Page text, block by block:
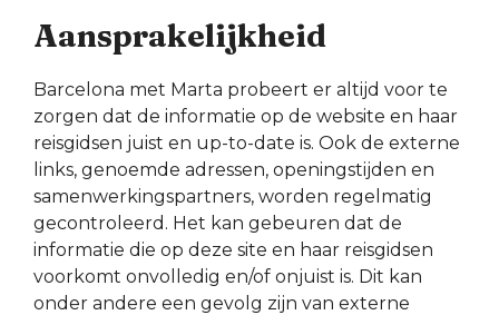
Aansprakelijkheid
Barcelona met Marta probeert er altijd voor te
zorgen dat de informatie op de website en haar
reisgidsen juist en up-to-date is. Ook de externe
links, genoemde adressen, openingstijden en
samenwerkingspartners, worden regelmatig
gecontroleerd. Het kan gebeuren dat de
informatie die op deze site en haar reisgidsen
voorkomt onvolledig en/of onjuist is. Dit kan
onder andere een gevolg zijn van externe